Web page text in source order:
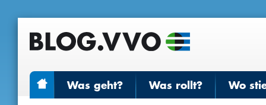
Was geht? Was rollt? Wo